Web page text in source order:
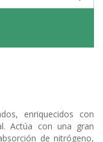
enriquecidos con
Actúa con una gran
de nitrógeno,